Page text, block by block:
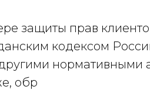
защиты прав
кодексом
обр